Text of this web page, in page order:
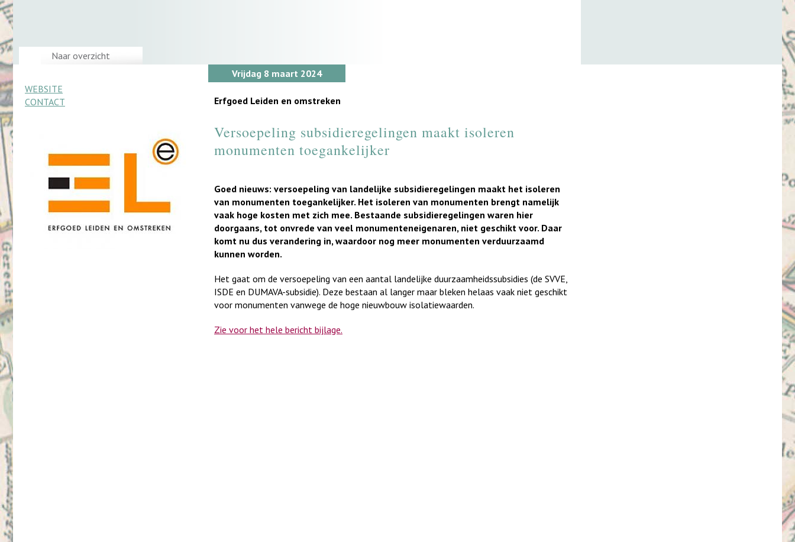
Naar overzicht
Vrijdag 8 maart 2024
WEBSITE
CONTACT
Erfgoed Leiden en omstreken
Versoepeling subsidieregelingen maakt isoleren
monumenten toegankelijker
Goed nieuws: versoepeling van landelijke subsidieregelingen maakt het isoleren
van monumenten toegankelijker. Het isoleren van monumenten brengt namelijk
vaak hoge kosten met zich mee. Bestaande subsidieregelingen waren hier
doorgaans, tot onvrede van veel monumenteneigenaren, niet geschikt voor. Daar
komt nu dus verandering in, waardoor nog meer monumenten verduurzaamd
kunnen worden.
Het gaat om de versoepeling van een aantal landelijke duurzaamheidssubsidies (de SVVE,
ISDE en DUMAVA-subsidie). Deze bestaan al langer maar bleken helaas vaak niet geschikt
voor monumenten vanwege de hoge nieuwbouw isolatiewaarden.
Zie voor het hele bericht bijlage.